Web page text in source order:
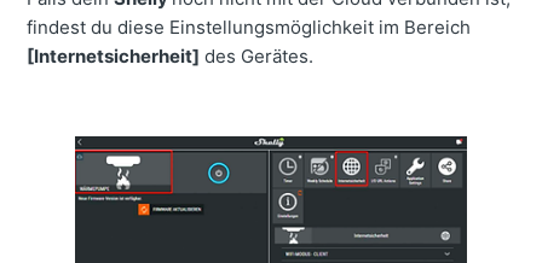
findest du diese Einstellungsmöglichkeit im Bereich
[Internetsicherheit] des Gerätes.